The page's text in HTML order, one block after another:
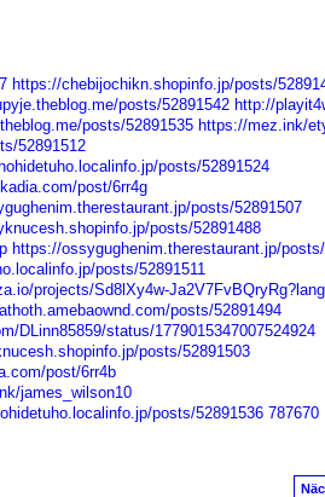
https://chebijochikn.shopinfo.jp/posts/
posts/52891542 http://
posts/52891535 https://mez.ink/
52891512
posts/52891524
post/6rr4g
posts/52891507
posts/52891488
https://ossygughenim.therestaurant.jp/
posts/52891511
projects/Sd8lXy4w-
posts/52891494
DLinn85859/status/1779015347007524924
posts/52891503
post/6rr4b
james_wilson10
posts/52891536 787670